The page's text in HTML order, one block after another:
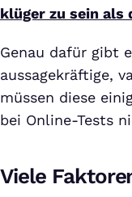
klüger zu sein als
Genau dafür gibt
aussagekräftige,
müssen diese
bei Online-Tests
Viele